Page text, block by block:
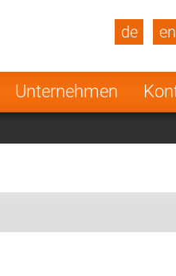
Unternehmen
de en
Turkey
Netherlands